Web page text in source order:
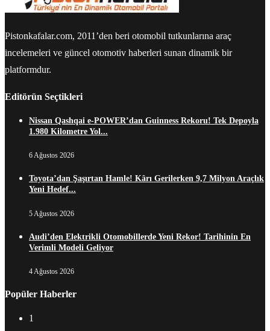
Pistonkafalar.com, 2011’den beri otomobil tutkunlarına araç
incelemeleri ve güncel otomotiv haberleri sunan dinamik bir
platformdur.
Editörün Seçtikleri
Nissan Qashqai e-POWER’dan Guinness Rekoru! Tek Depoyla
1.980 Kilometre Yol...
6 Ağustos 2026
Toyota’dan Şaşırtan Hamle! Kârı Gerilerken 9,7 Milyon Araçlık
Yeni Hedef...
5 Ağustos 2026
Audi’den Elektrikli Otomobillerde Yeni Rekor! Tarihinin En
Verimli Modeli Geliyor
4 Ağustos 2026
Popüler Haberler
1